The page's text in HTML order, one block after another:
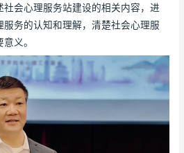
会心理服务站建设的相关内容，进
务的认知和理解，清楚社会心理服
义。